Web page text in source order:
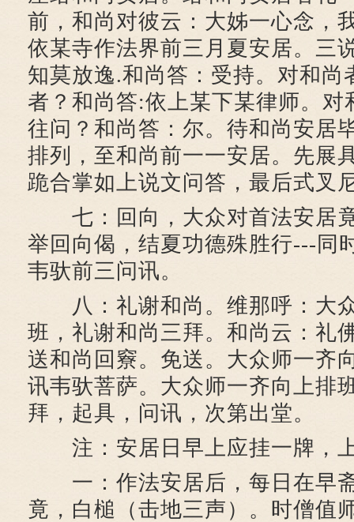
前，和尚对彼云：大姊一心念，
依某寺作法界前三月夏安居。三
知莫放逸.和尚答：受持。对和尚
者？和尚答:依上某下某律师。对
往问？和尚答：尔。待和尚安居
排列，至和尚前一一安居。先展
跪合掌如上说文问答，最后式叉
七：回向，大众对首法安居
举回向偈，结夏功德殊胜行---同
韦驮前三问讯。
八：礼谢和尚。维那呼：大
班，礼谢和尚三拜。和尚云：礼
送和尚回竂。免送。大众师一齐
讯韦驮菩萨。大众师一齐向上排
拜，起具，问讯，次第出堂。
注：安居日早上应挂一牌，上
一：作法安居后，每日在早
竟，白槌（击地三声）。时僧值